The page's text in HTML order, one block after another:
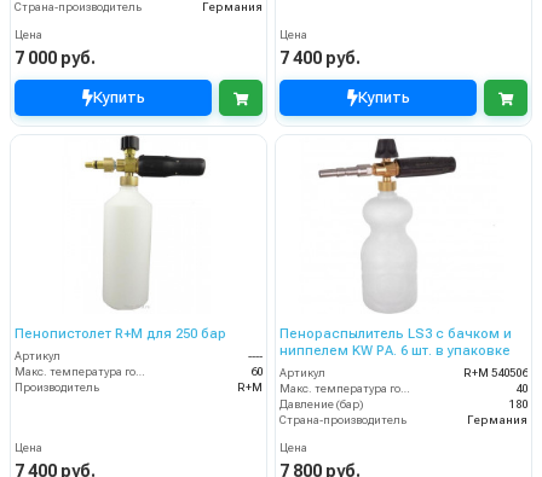
Страна-производитель
Германия
Цена
7 000 руб.
Купить
Цена
7 400 руб.
Купить
Пенопистолет R+M для 250 бар
Артикул
----
Макс. температура горячей воды (°C)
60
Производитель
R+M
Цена
7 400 руб.
Пенораспылитель LS3 с бачком и
ниппелем KW PA. 6 шт. в упаковке
Артикул
R+M 540506
Макс. температура горячей воды (°C)
40
Давление (бар)
180
Страна-производитель
Германия
Цена
7 800 руб.